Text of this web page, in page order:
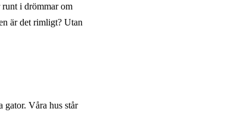
runt i drömmar om
är det rimligt? Utan
gator. Våra hus står